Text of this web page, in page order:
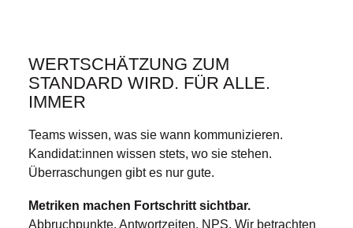
WERTSCHÄTZUNG ZUM
STANDARD WIRD. FÜR ALLE.
IMMER
Teams wissen, was sie wann kommunizieren.
Kandidat:innen wissen stets, wo sie stehen.
Überraschungen gibt es nur gute.
Metriken machen Fortschritt sichtbar.
Abbruchpunkte. Antwortzeiten. NPS. Wir betrachten